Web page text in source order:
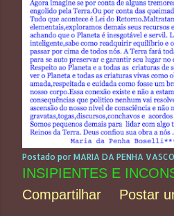
Postado por MARIA DA PENHA
INSIPIENTES E
Compartilhar
Postar